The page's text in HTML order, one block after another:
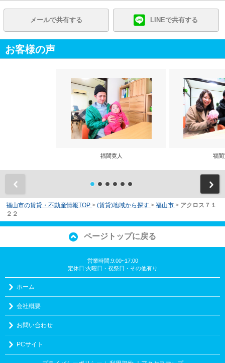
メールで共有する LINEで共有する
お客様の声
福間寛人 福間
福山市の賃貸・不動産情報TOP > (賃貸)地域から探す > 福山市 > アクロス７１
２２
ページトップに戻る
営業時間:9:00~17:00
定休日:火曜日・祝祭日・その他有り
ホーム
会社概要
お問い合わせ
PCサイト